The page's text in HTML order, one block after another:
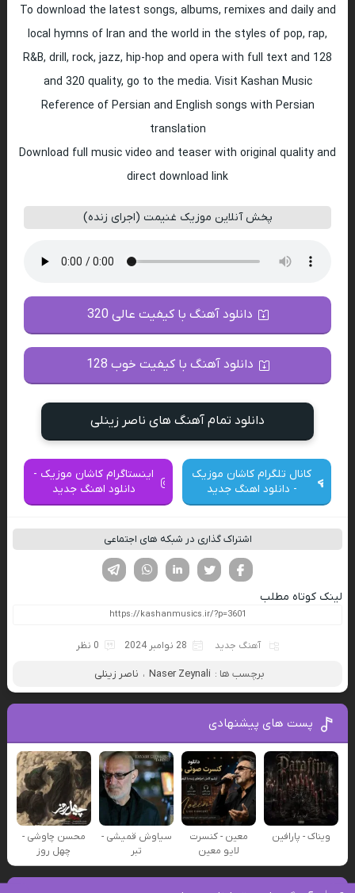
To download the latest songs, albums, remixes and daily and
local hymns of Iran and the world in the styles of pop, rap,
R&B, drill, rock, jazz, hip-hop and opera with full text and 128
and 320 quality, go to the media. Visit Kashan Music
Reference of Persian and English songs with Persian
translation
Download full music video and teaser with original quality and
direct download link
پخش آنلاین موزیک غنیمت (اجرای زنده)
دانلود آهنگ با کیفیت عالی 320
دانلود آهنگ با کیفیت خوب 128
دانلود تمام آهنگ های ناصر زینلی
کانال تلگرام کاشان موزیک
- دانلود اهنگ جدید
اینستاگرام کاشان موزیک -
دانلود اهنگ جدید
اشتراک گذاری در شبکه های اجتماعی
لینکدین تویتر
فیسوک
لینک کوتاه مطلب
آهنگ جدید 28 نوامبر 2024 0 نظر
برچسب ها : Naser Zeynali ، ناصر زینلی
پست های پیشنهادی
ویناک - پارافین
معین - کنسرت
لایو معین
سیاوش قمیشی -
تبر
محسن چاوشی -
چهل روز